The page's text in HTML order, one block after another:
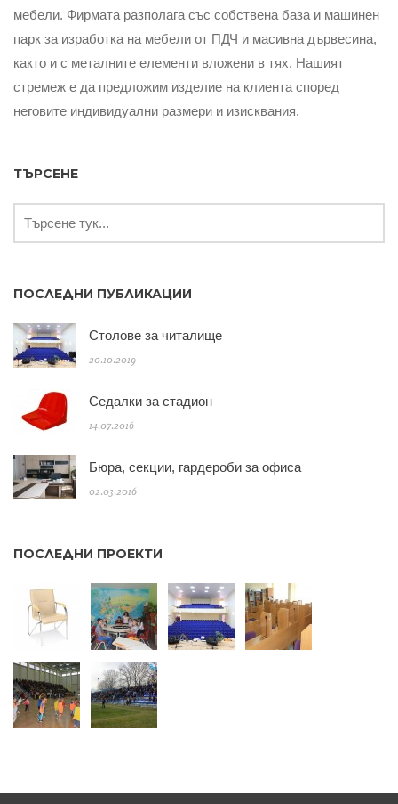
мебели. Фирмата разполага със собствена база и машинен
парк за изработка на мебели от ПДЧ и масивна дървесина,
както и с металните елементи вложени в тях. Нашият
стремеж е да предложим изделие на клиента според
неговите индивидуални размери и изисквания.
ТЪРСЕНЕ
ПОСЛЕДНИ ПУБЛИКАЦИИ
Столове за читалище
20.10.2019
Седалки за стадион
14.07.2016
Бюра, секции, гардероби за офиса
02.03.2016
ПОСЛЕДНИ ПРОЕКТИ